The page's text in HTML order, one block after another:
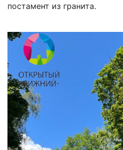
постамент из гранита.